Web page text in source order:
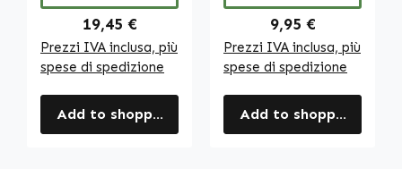
Regular price:
19,45 €
Prezzi IVA inclusa, più
spese di spedizione
Add to shopping cart
Regular price:
9,95 €
Prezzi IVA inclusa, più
spese di spedizione
Add to shopping cart